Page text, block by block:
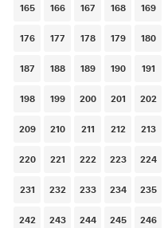
165 166 167 168 169
176 177 178 179 180
187 188 189 190 191
198 199 200 201 202
209 210 211 212 213
220 221 222 223 224
231 232 233 234 235
242 243 244 245 246